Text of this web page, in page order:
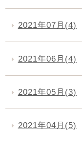
2021年07月(4)
2021年06月(4)
2021年05月(3)
2021年04月(5)